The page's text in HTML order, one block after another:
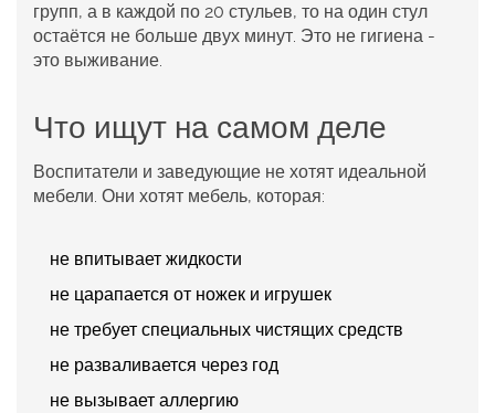
групп, а в каждой по 20 стульев, то на один стул
остаётся не больше двух минут. Это не гигиена -
это выживание.
Что ищут на самом деле
Воспитатели и заведующие не хотят идеальной
мебели. Они хотят мебель, которая:
не впитывает жидкости
не царапается от ножек и игрушек
не требует специальных чистящих средств
не разваливается через год
не вызывает аллергию